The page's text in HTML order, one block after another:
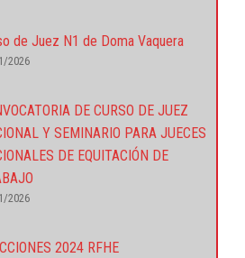
de Juez N1 de Doma Vaquera
2026
DE CURSO DE JUEZ
Y SEMINARIO PARA JUECES
DE EQUITACIÓN DE
2026
2024 RFHE